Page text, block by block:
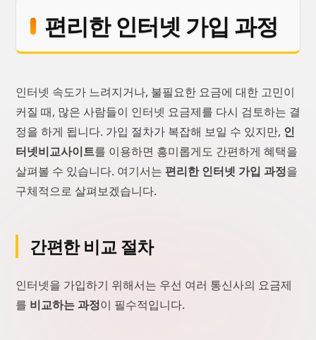
편리한 인터넷 가입 과정
인터넷 속도가 느려지거나, 불필요한 요금에 대한 고민이
커질 때, 많은 사람들이 인터넷 요금제를 다시 검토하는 결
정을 하게 됩니다. 가입 절차가 복잡해 보일 수 있지만, 인
터넷비교사이트를 이용하면 흥미롭게도 간편하게 혜택을
살펴볼 수 있습니다. 여기서는 편리한 인터넷 가입 과정을
구체적으로 살펴보겠습니다.
간편한 비교 절차
인터넷을 가입하기 위해서는 우선 여러 통신사의 요금제
를 비교하는 과정이 필수적입니다.